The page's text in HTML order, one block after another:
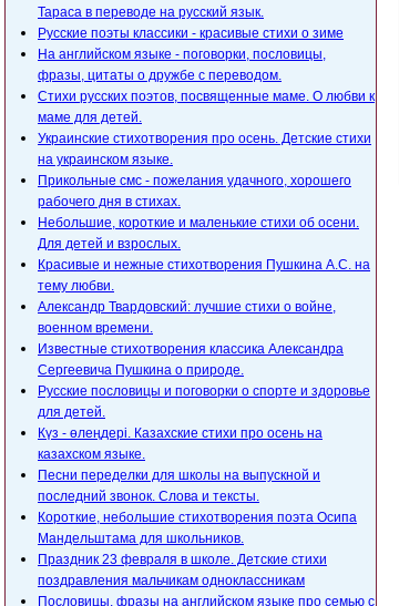
Тараса в переводе на русский язык.
Русские поэты классики - красивые стихи о зиме
На английском языке - поговорки, пословицы,
фразы, цитаты о дружбе с переводом.
Стихи русских поэтов, посвященные маме. О любви к
маме для детей.
Украинские стихотворения про осень. Детские стихи
на украинском языке.
Прикольные смс - пожелания удачного, хорошего
рабочего дня в стихах.
Небольшие, короткие и маленькие стихи об осени.
Для детей и взрослых.
Красивые и нежные стихотворения Пушкина А.С. на
тему любви.
Александр Твардовский: лучшие стихи о войне,
военном времени.
Известные стихотворения классика Александра
Сергеевича Пушкина о природе.
Русские пословицы и поговорки о спорте и здоровье
для детей.
Күз - өлеңдері. Казахские стихи про осень на
казахском языке.
Песни переделки для школы на выпускной и
последний звонок. Слова и тексты.
Короткие, небольшие стихотворения поэта Осипа
Мандельштама для школьников.
Праздник 23 февраля в школе. Детские стихи
поздравления мальчикам одноклассникам
Пословицы, фразы на английском языке про семью с